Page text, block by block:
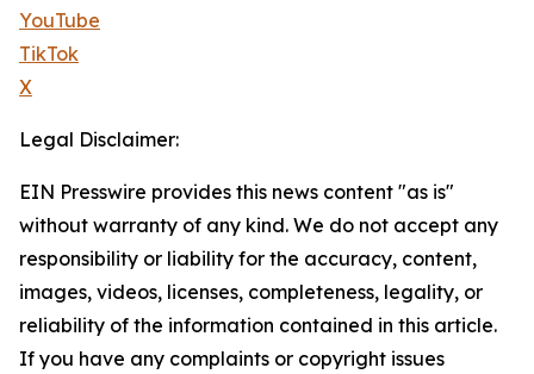
YouTube
TikTok
X
Legal Disclaimer:
EIN Presswire provides this news content "as is"
without warranty of any kind. We do not accept any
responsibility or liability for the accuracy, content,
images, videos, licenses, completeness, legality, or
reliability of the information contained in this article.
If you have any complaints or copyright issues